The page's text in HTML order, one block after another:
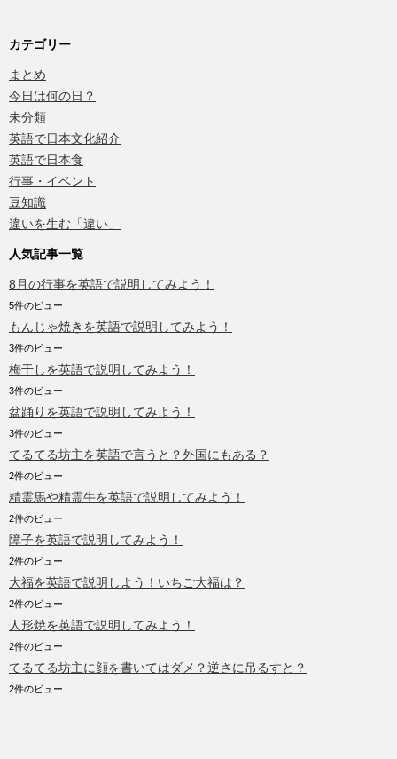
カテゴリー
まとめ
今日は何の日？
未分類
英語で日本文化紹介
英語で日本食
行事・イベント
豆知識
違いを生む「違い」
人気記事一覧
8月の行事を英語で説明してみよう！
5件のビュー
もんじゃ焼きを英語で説明してみよう！
3件のビュー
梅干しを英語で説明してみよう！
3件のビュー
盆踊りを英語で説明してみよう！
3件のビュー
てるてる坊主を英語で言うと？外国にもある？
2件のビュー
精霊馬や精霊牛を英語で説明してみよう！
2件のビュー
障子を英語で説明してみよう！
2件のビュー
大福を英語で説明しよう！いちご大福は？
2件のビュー
人形焼を英語で説明してみよう！
2件のビュー
てるてる坊主に顔を書いてはダメ？逆さに吊るすと？
2件のビュー